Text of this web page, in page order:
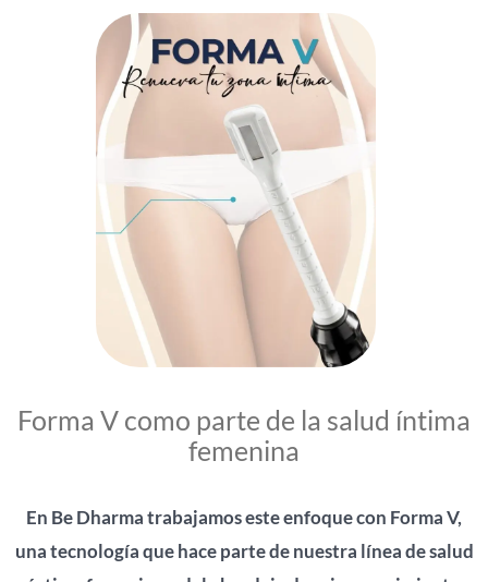
Forma V como parte de la salud íntima
femenina
En Be Dharma trabajamos este enfoque con Forma V,
una tecnología que hace parte de nuestra línea de salud